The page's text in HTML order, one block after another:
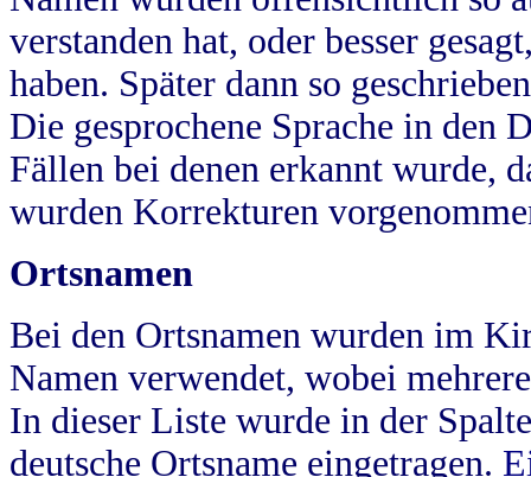
verstanden hat, oder besser
haben. Später dann so
Die gesprochene Sprache in
Fällen bei denen erkannt wurde,
wurden Korrekturen
Ortsnamen
Bei den Ortsnamen wurden im
Namen verwendet, wobei
In dieser Liste wurde in der
deutsche Ortsname eingetragen.